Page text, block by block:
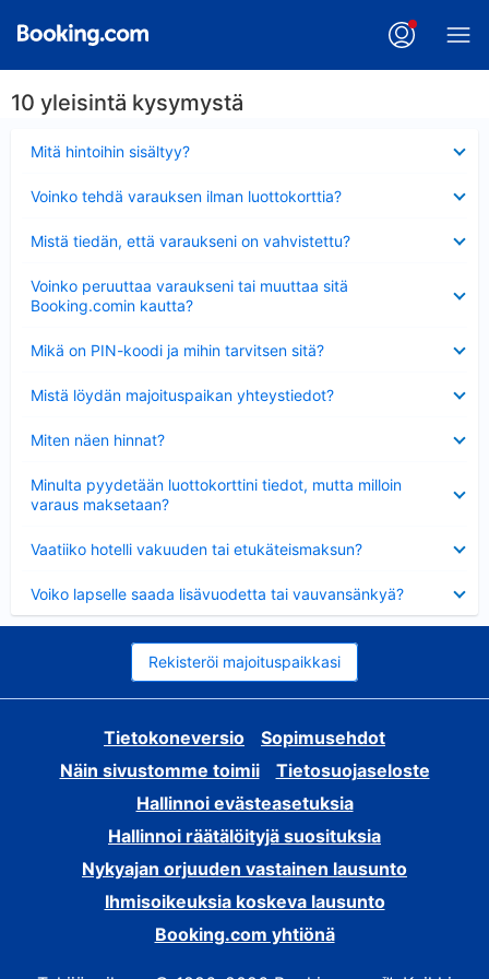
10 yleisintä kysymystä
Mitä hintoihin sisältyy?
Voinko tehdä varauksen ilman luottokorttia?
Mistä tiedän, että varaukseni on vahvistettu?
Voinko peruuttaa varaukseni tai muuttaa sitä
Booking.comin kautta?
Mikä on PIN-koodi ja mihin tarvitsen sitä?
Mistä löydän majoituspaikan yhteystiedot?
Miten näen hinnat?
Minulta pyydetään luottokorttini tiedot, mutta milloin
varaus maksetaan?
Vaatiiko hotelli vakuuden tai etukäteismaksun?
Voiko lapselle saada lisävuodetta tai vauvansänkyä?
Rekisteröi majoituspaikkasi
Tietokoneversio
Sopimusehdot
Näin sivustomme toimii
Tietosuojaseloste
Hallinnoi evästeasetuksia
Hallinnoi räätälöityjä suosituksia
Nykyajan orjuuden vastainen lausunto
Ihmisoikeuksia koskeva lausunto
Booking.com yhtiönä